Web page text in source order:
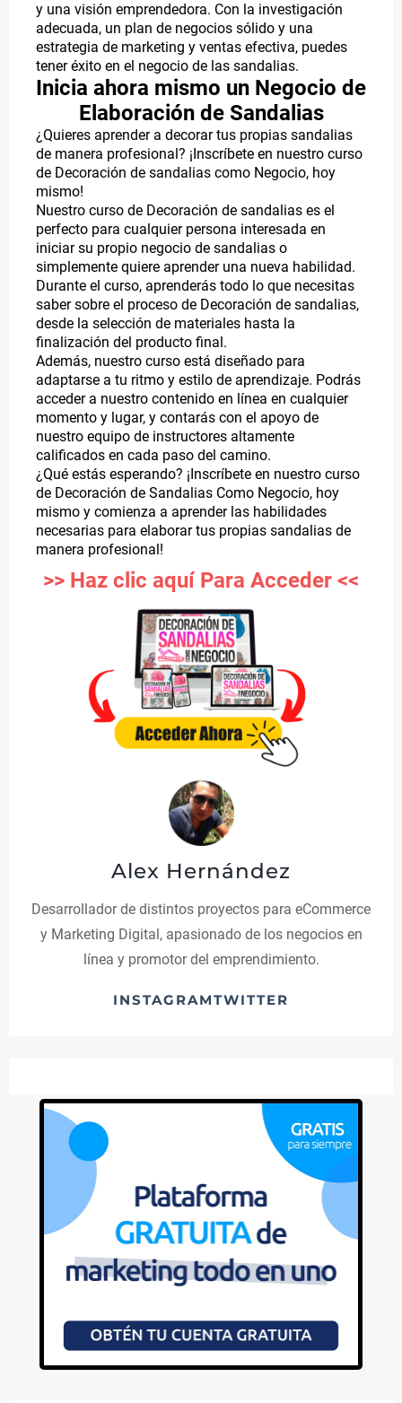
y una visión emprendedora. Con la investigación
adecuada, un plan de negocios sólido y una
estrategia de marketing y ventas efectiva, puedes
tener éxito en el negocio de las sandalias.
Inicia ahora mismo un Negocio de
Elaboración de Sandalias
¿Quieres aprender a decorar tus propias sandalias
de manera profesional? ¡Inscríbete en nuestro curso
de Decoración de sandalias como Negocio, hoy
mismo!
Nuestro curso de Decoración de sandalias es el
perfecto para cualquier persona interesada en
iniciar su propio negocio de sandalias o
simplemente quiere aprender una nueva habilidad.
Durante el curso, aprenderás todo lo que necesitas
saber sobre el proceso de Decoración de sandalias,
desde la selección de materiales hasta la
finalización del producto final.
Además, nuestro curso está diseñado para
adaptarse a tu ritmo y estilo de aprendizaje. Podrás
acceder a nuestro contenido en línea en cualquier
momento y lugar, y contarás con el apoyo de
nuestro equipo de instructores altamente
calificados en cada paso del camino.
¿Qué estás esperando? ¡Inscríbete en nuestro curso
de Decoración de Sandalias Como Negocio, hoy
mismo y comienza a aprender las habilidades
necesarias para elaborar tus propias sandalias de
manera profesional!
>> Haz clic aquí Para Acceder <<
Alex Hernández
Desarrollador de distintos proyectos para eCommerce
y Marketing Digital, apasionado de los negocios en
línea y promotor del emprendimiento.
INSTAGRAMTWITTER